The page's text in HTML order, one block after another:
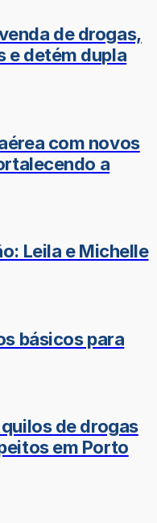
de drogas,
e detém dupla
com novos
a
Leila e Michelle
básicos para
quilos de drogas
em Porto